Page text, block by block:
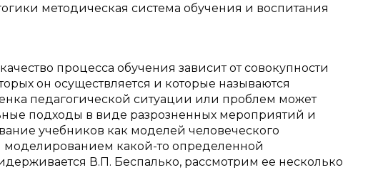
методическая система обучения и воспитания
процесса обучения зависит от совокупности
он осуществляется и которые называются
педагогической ситуации или проблем может
подходы в виде разрозненных мероприятий и
учебников как моделей человеческого
моделированием какой-то определенной
В.П. Беспалько, рассмотрим ее несколько